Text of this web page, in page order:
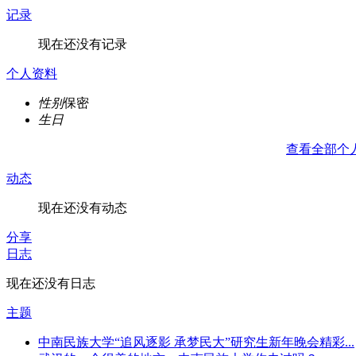
记录
现在还没有记录
个人资料
性别保密
生日
查看全部个
动态
现在还没有动态
分享
日志
现在还没有日志
主题
中南民族大学“追风逐影 承梦民大”研究生新年晚会精彩...